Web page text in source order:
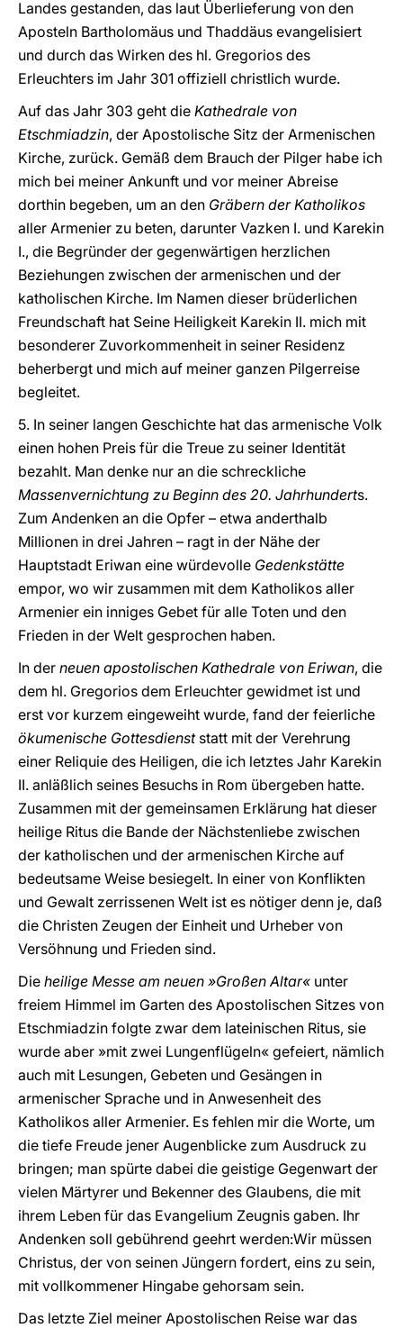
Landes gestanden, das laut Überlieferung von den
Aposteln Bartholomäus und Thaddäus evangelisiert
und durch das Wirken des hl. Gregorios des
Erleuchters im Jahr 301 offiziell christlich wurde.
Auf das Jahr 303 geht die Kathedrale von
Etschmiadzin, der Apostolische Sitz der Armenischen
Kirche, zurück. Gemäß dem Brauch der Pilger habe ich
mich bei meiner Ankunft und vor meiner Abreise
dorthin begeben, um an den Gräbern der Katholikos
aller Armenier zu beten, darunter Vazken I. und Karekin
I., die Begründer der gegenwärtigen herzlichen
Beziehungen zwischen der armenischen und der
katholischen Kirche. Im Namen dieser brüderlichen
Freundschaft hat Seine Heiligkeit Karekin II. mich mit
besonderer Zuvorkommenheit in seiner Residenz
beherbergt und mich auf meiner ganzen Pilgerreise
begleitet.
5. In seiner langen Geschichte hat das armenische Volk
einen hohen Preis für die Treue zu seiner Identität
bezahlt. Man denke nur an die schreckliche
Massenvernichtung zu Beginn des 20. Jahrhunderts.
Zum Andenken an die Opfer – etwa anderthalb
Millionen in drei Jahren – ragt in der Nähe der
Hauptstadt Eriwan eine würdevolle Gedenkstätte
empor, wo wir zusammen mit dem Katholikos aller
Armenier ein inniges Gebet für alle Toten und den
Frieden in der Welt gesprochen haben.
In der neuen apostolischen Kathedrale von Eriwan, die
dem hl. Gregorios dem Erleuchter gewidmet ist und
erst vor kurzem eingeweiht wurde, fand der feierliche
ökumenische Gottesdienststatt mit der Verehrung
einer Reliquie des Heiligen, die ich letztes Jahr Karekin
II. anläßlich seines Besuchs in Rom übergeben hatte.
Zusammen mit der gemeinsamen Erklärung hat dieser
heilige Ritus die Bande der Nächstenliebe zwischen
der katholischen und der armenischen Kirche auf
bedeutsame Weise besiegelt. In einer von Konflikten
und Gewalt zerrissenen Welt ist es nötiger denn je, daß
die Christen Zeugen der Einheit und Urheber von
Versöhnung und Frieden sind.
Die heilige Messe am neuen »Großen Altar« unter
freiem Himmel im Garten des Apostolischen Sitzes von
Etschmiadzin folgte zwar dem lateinischen Ritus, sie
wurde aber »mit zwei Lungenflügeln« gefeiert, nämlich
auch mit Lesungen, Gebeten und Gesängen in
armenischer Sprache und in Anwesenheit des
Katholikos aller Armenier. Es fehlen mir die Worte, um
die tiefe Freude jener Augenblicke zum Ausdruck zu
bringen; man spürte dabei die geistige Gegenwart der
vielen Märtyrer und Bekenner des Glaubens, die mit
ihrem Leben für das Evangelium Zeugnis gaben. Ihr
Andenken soll gebührend geehrt werden:Wir müssen
Christus, der von seinen Jüngern fordert, eins zu sein,
mit vollkommener Hingabe gehorsam sein.
Das letzte Ziel meiner Apostolischen Reise war das